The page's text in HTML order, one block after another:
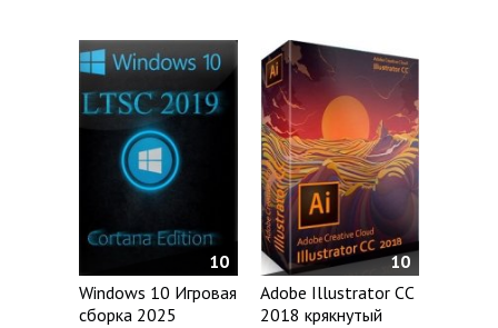
10
Windows 10 Игровая
сборка 2025
10
Adobe Illustrator CC
2018 крякнутый